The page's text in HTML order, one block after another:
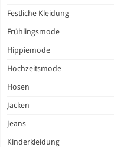
Festliche Kleidung
Frühlingsmode
Hippiemode
Hochzeitsmode
Hosen
Jacken
Jeans
Kinderkleidung